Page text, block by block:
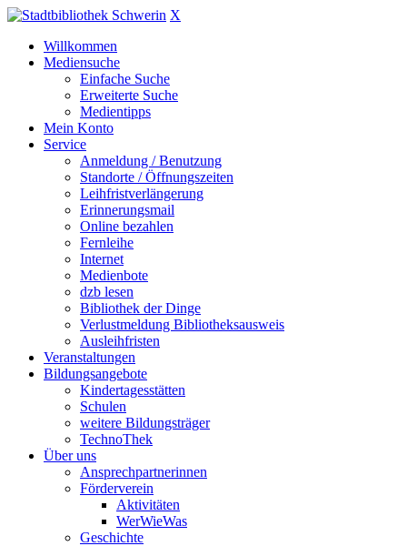
X
Willkommen
Mediensuche
Einfache Suche
Erweiterte Suche
Medientipps
Mein Konto
Service
Anmeldung / Benutzung
Standorte / Öffnungszeiten
Leihfristverlängerung
Erinnerungsmail
Online bezahlen
Fernleihe
Internet
Medienbote
dzb lesen
Bibliothek der Dinge
Verlustmeldung Bibliotheksausweis
Ausleihfristen
Veranstaltungen
Bildungsangebote
Kindertagesstätten
Schulen
weitere Bildungsträger
TechnoThek
Über uns
Ansprechpartnerinnen
Förderverein
Aktivitäten
WerWieWas
Geschichte